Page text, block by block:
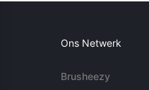
Ons Netwerk
Brusheezy